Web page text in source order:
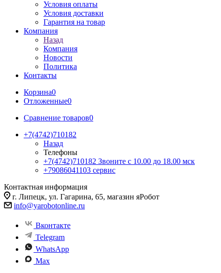
Условия оплаты
Условия доставки
Гарантия на товар
Компания
Назад
Компания
Новости
Политика
Контакты
Корзина0
Отложенные0
Сравнение товаров0
+7(4742)710182
Назад
Телефоны
+7(4742)710182 Звоните с 10.00 до 18.00 мск
+79086041103 сервис
Контактная информация
г. Липецк, ул. Гагарина, 65, магазин яРобот
info@yarobotonline.ru
Вконтакте
Telegram
WhatsApp
Max